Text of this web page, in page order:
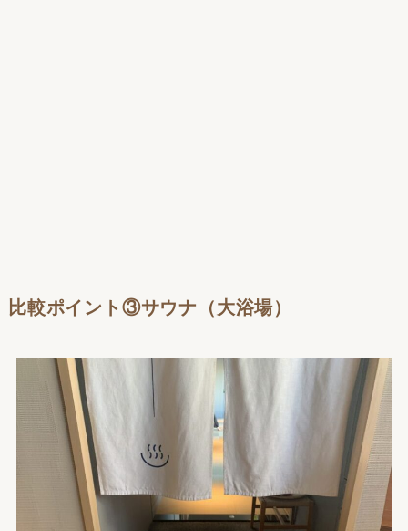
比較ポイント③サウナ（大浴場）